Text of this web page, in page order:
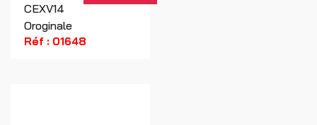
CEXV14
Oroginale
Réf : 01648